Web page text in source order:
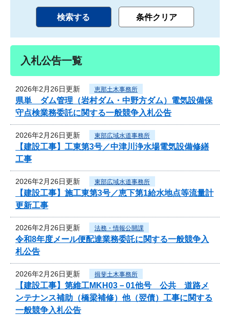
入札公告一覧
2026年2月26日更新 恵那土木事務所
県単 ダム管理（岩村ダム・中野方ダム）電気設備保
守点検業務委託に関する一般競争入札公告
2026年2月26日更新 東部広域水道事務所
【建設工事】工東第3号／中津川浄水場電気設備修繕
工事
2026年2月26日更新 東部広域水道事務所
【建設工事】施工東第3号／恵下第1給水地点等流量計
更新工事
2026年2月26日更新 法務・情報公開課
令和8年度メール便配達業務委託に関する一般競争入
札公告
2026年2月26日更新 揖斐土木事務所
【建設工事】第維工MKH03－01他号 公共 道路メ
ンテナンス補助（橋梁補修）他（翌債）工事に関する
一般競争入札公告